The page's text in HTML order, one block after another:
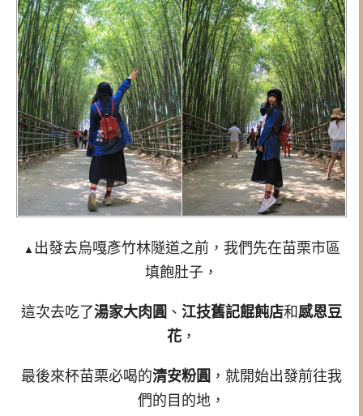
▲ 出發去烏嘎彥竹林隧道之前，我們先在苗栗市區
填飽肚子，
這次去吃了湯家大肉圓 、 江技舊記餛飩店和感恩豆
花 ，
最後來杯苗栗必喝的清安粉圓 ，就開始出發前往我
們的目的地，